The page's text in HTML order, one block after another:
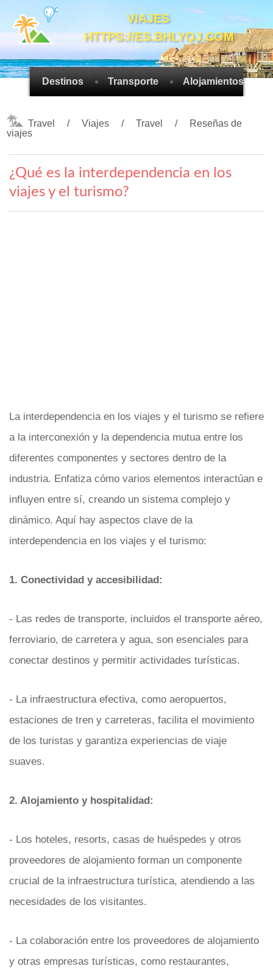
VIAJES
HTTPS://ES.BHLYQJ.COM
Destinos Transporte Alojamientos
Travel Viajes Travel
Reseñas de
viajes
¿Qué es la interdependencia en los
viajes y el turismo?
La interdependencia en los viajes y el turismo se refiere
a la interconexión y la dependencia mutua entre los
diferentes componentes y sectores dentro de la
industria. Enfatiza cómo varios elementos interactúan e
influyen entre sí, creando un sistema complejo y
dinámico. Aquí hay aspectos clave de la
interdependencia en los viajes y el turismo:
1. Conectividad y accesibilidad:
- Las redes de transporte, incluidos el transporte aéreo,
ferroviario, de carretera y agua, son esenciales para
conectar destinos y permitir actividades turísticas.
- La infraestructura efectiva, como aeropuertos,
estaciones de tren y carreteras, facilita el movimiento
de los turistas y garantiza experiencias de viaje
suaves.
2. Alojamiento y hospitalidad:
- Los hoteles, resorts, casas de huéspedes y otros
proveedores de alojamiento forman un componente
crucial de la infraestructura turística, atendiendo a las
necesidades de los visitantes.
- La colaboración entre los proveedores de alojamiento
y otras empresas turísticas, como restaurantes,